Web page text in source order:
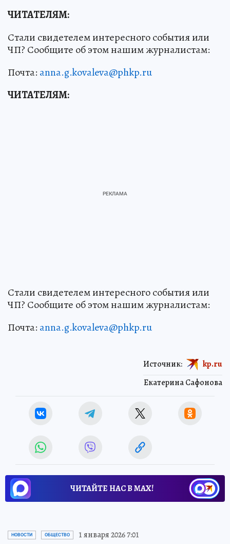
ЧИТАТЕЛЯМ:
Стали свидетелем интересного события или
ЧП? Сообщите об этом нашим журналистам:
Почта: anna.g.kovaleva@phkp.ru
ЧИТАТЕЛЯМ:
Стали свидетелем интересного события или
ЧП? Сообщите об этом нашим журналистам:
Почта: anna.g.kovaleva@phkp.ru
Екатерина Сафонова
Источник: kp.ru
ЧИТАЙТЕ НАС В МАХ!
НОВОСТИ ОБЩЕСТВО 1 января 2026 7:01